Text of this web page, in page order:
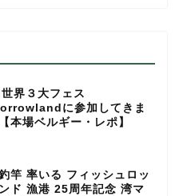
世界３大フェス
に参加してきま
本場ベルギー・レポ】
竿 率いる フィッシュロッ
ド 漁港 25周年記念 湾マ